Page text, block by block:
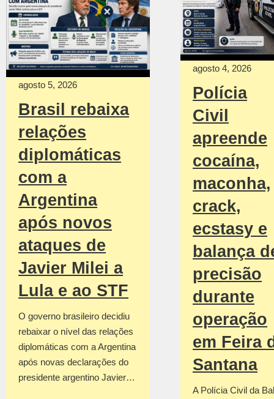
agosto 5, 2026
Brasil rebaixa
relações
diplomáticas
com a
Argentina
após novos
ataques de
Javier Milei a
Lula e ao STF
O governo brasileiro decidiu
rebaixar o nível das relações
diplomáticas com a Argentina
após novas declarações do
presidente argentino Javier…
agosto 4, 2026
Polícia
Civil
apreende
cocaína,
maconha,
crack,
ecstasy e
balança
precisão
durante
operação
em Feira
Santana
A Polícia Civil da